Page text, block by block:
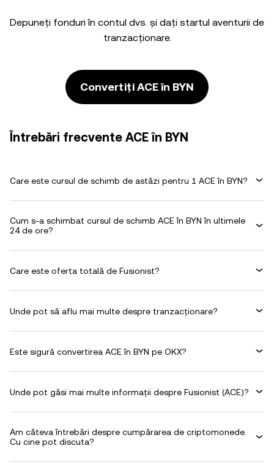
Depuneți fonduri în contul dvs. și dați startul aventurii de
tranzacționare.
Convertiți ACE în BYN
Întrebări frecvente ACE în BYN
Care este cursul de schimb de astăzi pentru 1 ACE în BYN?
Cum s-a schimbat cursul de schimb ACE în BYN în ultimele
24 de ore?
Care este oferta totală de Fusionist?
Unde pot să aflu mai multe despre tranzacționare?
Este sigură convertirea ACE în BYN pe OKX?
Unde pot găsi mai multe informații despre Fusionist (ACE)?
Am câteva întrebări despre cumpărarea de criptomonede.
Cu cine pot discuta?